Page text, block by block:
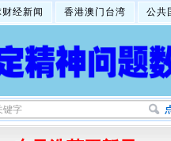
经新闻 香港澳门台湾 公共